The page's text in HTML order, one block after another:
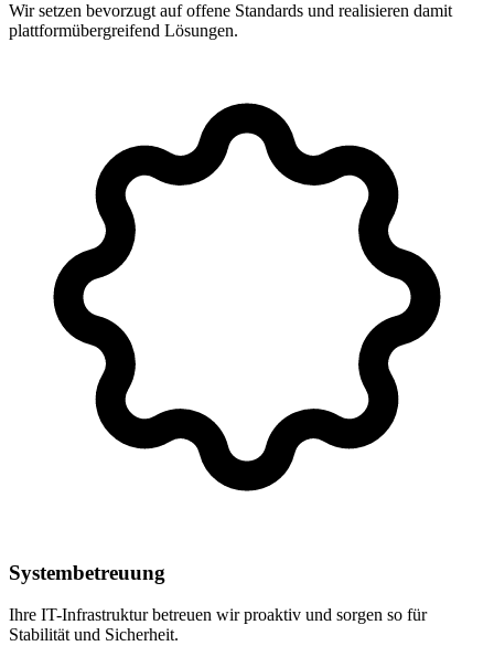
Wir setzen bevorzugt auf offene Standards und realisieren damit
plattformübergreifend Lösungen.
Systembetreuung
Ihre IT-Infrastruktur betreuen wir proaktiv und sorgen so für
Stabilität und Sicherheit.